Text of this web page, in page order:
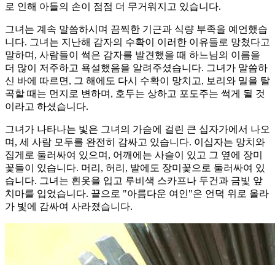
로 인해 아들의 손이 점점 더 무거워지고 있습니다.
그녀는 계속 말씀하시며 끔찍한 기근과 식량 부족을 예언했습
니다. 그녀는 지난해 감자의 수확이 이러한 이유들로 망쳤다고
말하며, 사람들이 썩은 감자를 발견했을 때 하느님의 이름을
더 많이 저주하고 욕설했음을 알려주셨습니다. 그녀가 말씀하
신 바에 따르면, 그 해에도 다시 수확이 망치고, 보리와 밀을 탈
곡할 때는 먼지로 변하며, 호두는 상하고 포도주는 썩게 될 것
이라고 하셨습니다.
그녀가 나타나는 빛은 그녀의 가슴에 걸린 큰 십자가에서 나오
며, 세 사람 모두를 완전히 감싸고 있습니다. 이십자는 망치와
집게로 둘러싸여 있으며, 어깨에는 사슬이 있고 그 옆에 장미
꽃들이 있습니다. 머리, 허리, 발에도 장미꽃으로 둘러싸여 있
습니다. 그녀는 흰옷을 입고 루비색 스카프나 두건과 금빛 앞
치마를 입었습니다. 끝으로 "아름다운 여인"은 언덕 위로 올라
가 빛에 감싸여 사라졌습니다.